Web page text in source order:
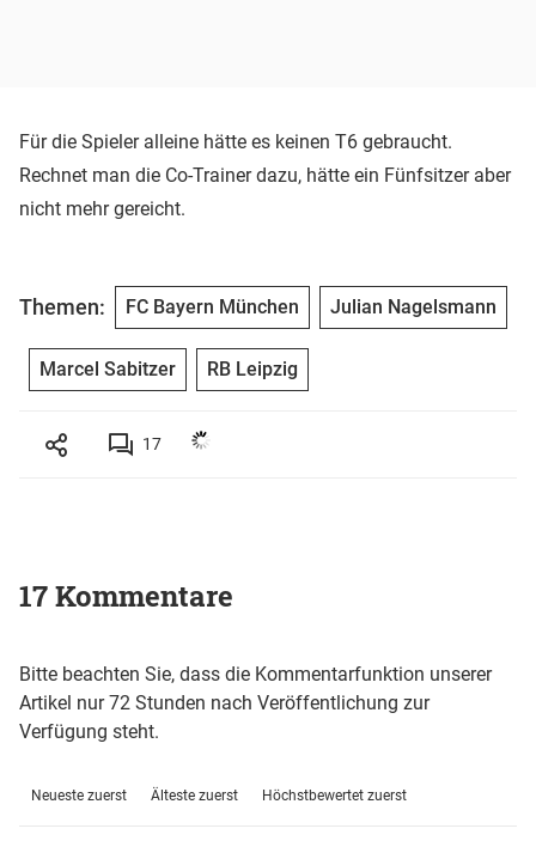
Für die Spieler alleine hätte es keinen T6 gebraucht.
Rechnet man die Co-Trainer dazu, hätte ein Fünfsitzer aber
nicht mehr gereicht.
Themen: FC Bayern München Julian Nagelsmann
Marcel Sabitzer RB Leipzig
17
17 Kommentare
Bitte beachten Sie, dass die Kommentarfunktion unserer
Artikel nur 72 Stunden nach Veröffentlichung zur
Verfügung steht.
Neueste zuerst Älteste zuerst Höchstbewertet zuerst